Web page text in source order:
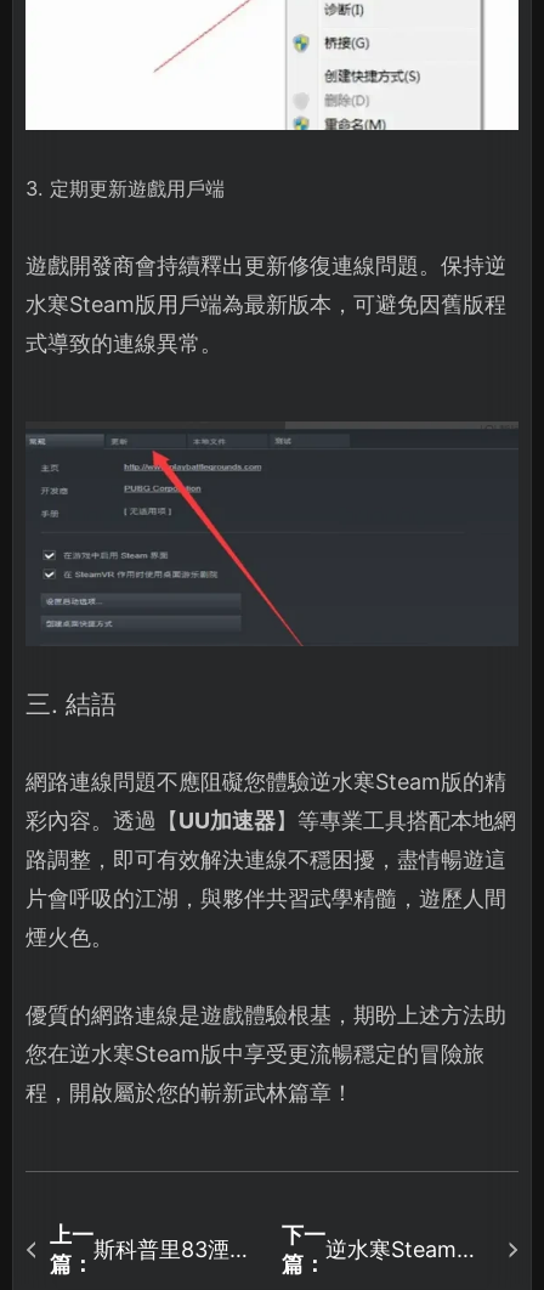
3. 定期更新遊戲用戶端
遊戲開發商會持續釋出更新修復連線問題。保持逆
水寒Steam版用戶端為最新版本，可避免因舊版程
式導致的連線異常。
三. 結語
網路連線問題不應阻礙您體驗逆水寒Steam版的精
彩內容。透過【UU加速器】等專業工具搭配本地網
路調整，即可有效解決連線不穩困擾，盡情暢遊這
片會呼吸的江湖，與夥伴共習武學精髓，遊歷人間
煙火色。
優質的網路連線是遊戲體驗根基，期盼上述方法助
您在逆水寒Steam版中享受更流暢穩定的冒險旅
程，開啟屬於您的嶄新武林篇章！
上一
篇：
斯科普里83湮滅
下一
篇：
逆水寒Steam國